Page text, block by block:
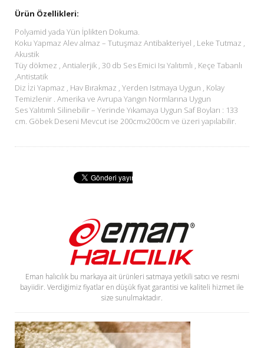
Ürün Özellikleri:
Polyamid yada Yün İplikten Dokuma.
Koku Yapmaz Alev almaz – Tutuşmaz Antibakteriyel , Leke Tutmaz ,
Akustik
Tüy dökmez , Antialerjik , 30 db Ses Emici Isı Yalıtımlı , Keçe Tabanlı
,Antistatik
Diz İzi Yapmaz , Hav Bırakmaz , Yerden Isıtmaya Uygun , Kolay
Temizlenir . Amerika ve Avrupa Yangın Normlarına Uygun
Ses Yalıtımlı Silinebilir – Yerinde Yıkamaya Uygun Saf Boyları : 133
cm. Göbek Deseni Mevcut ise 200cmx200cm ve üzeri yapılabilir.
Eman halıcılık bu markaya ait ürünleri satmaya yetkili satıcı ve resmi
bayiidir. Verdiğimiz fiyatlar en düşük fiyat garantisi ve kaliteli hizmet ile
size sunulmaktadır.